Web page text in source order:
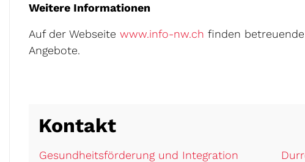
Weitere Informationen
Auf der Webseite www.info-nw.ch Externer Link wird
finden
Angebote.
Kontakt
Gesundheitsförderung und Integration